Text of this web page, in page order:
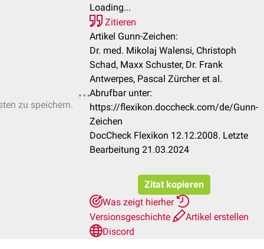
zu speichern.
Loading...
Zitieren
Artikel Gunn-Zeichen:
Dr. med. Mikolaj Walensi, Christoph
Schad, Maxx Schuster, Dr. Frank
Antwerpes, Pascal Zürcher et al.
Abrufbar unter:
https://flexikon.doccheck.com/de/Gunn-
Zeichen
DocCheck Flexikon 12.12.2008. Letzte
Bearbeitung 21.03.2024
Zitat kopieren
Was zeigt hierher
Versionsgeschichte
Artikel erstellen
Discord